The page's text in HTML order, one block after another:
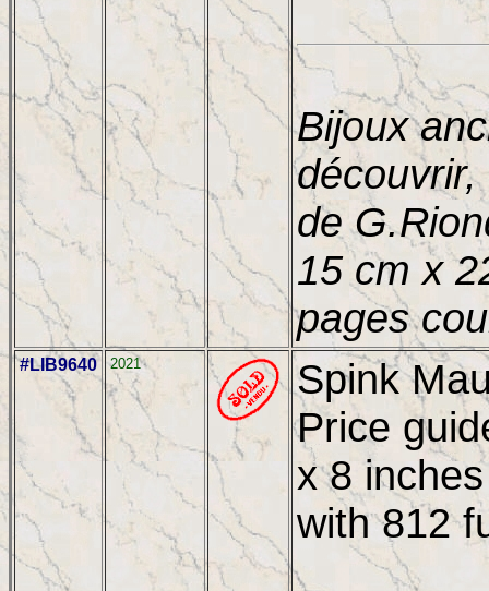
Bijoux
de
15 cm x
pages
#LIB9640 2021
Spink
Price
x 8
with 812